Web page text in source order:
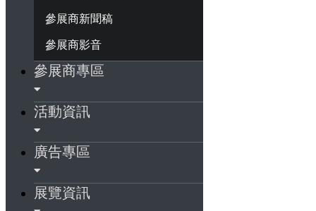
參展商新聞稿
參展商影音
參展商專區
活動資訊
廣告專區
展覽資訊